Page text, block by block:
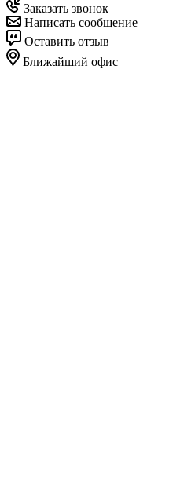
Заказать звонок
Написать сообщение
Оставить отзыв
Ближайший офис